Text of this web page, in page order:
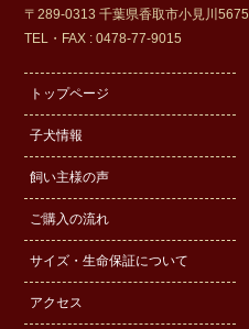
〒289-0313 千葉県香取市小見川5675
TEL・FAX : 0478-77-9015
トップページ
子犬情報
飼い主様の声
ご購入の流れ
サイズ・生命保証について
アクセス